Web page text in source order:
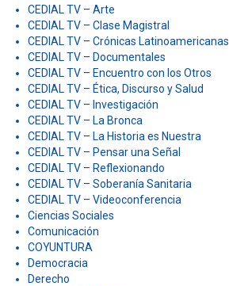
CEDIAL TV – Arte
CEDIAL TV – Clase Magistral
CEDIAL TV – Crónicas Latinoamericanas
CEDIAL TV – Documentales
CEDIAL TV – Encuentro con los Otros
CEDIAL TV – Ética, Discurso y Salud
CEDIAL TV – Investigación
CEDIAL TV – La Bronca
CEDIAL TV – La Historia es Nuestra
CEDIAL TV – Pensar una Señal
CEDIAL TV – Reflexionando
CEDIAL TV – Soberanía Sanitaria
CEDIAL TV – Videoconferencia
Ciencias Sociales
Comunicación
COYUNTURA
Democracia
Derecho